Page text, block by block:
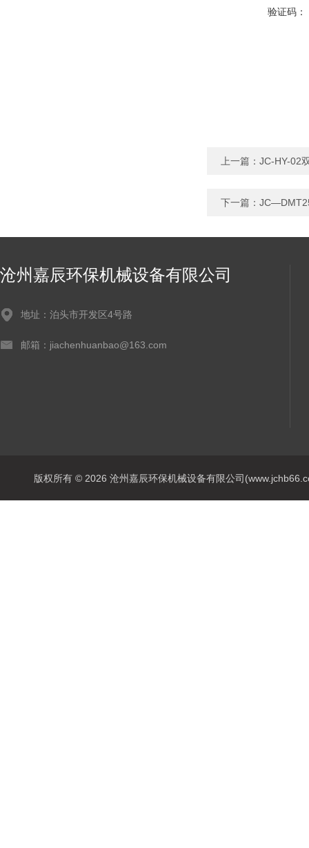
验证码：
上一篇： JC-HY-02
下一篇：
沧州嘉辰环保机械设备有限公司
地址：泊头市开发区4号路
邮箱：jiachenhuanbao@163.com
版权所有 © 2026 沧州嘉辰环保机械设备有限公司